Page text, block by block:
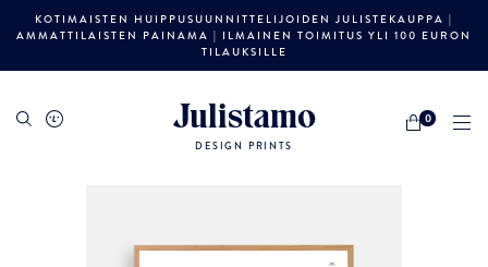
KOTIMAISTEN HUIPPUSUUNNITTELIJOIDEN JULISTEKAUPPA |
AMMATTILAISTEN PAINAMA | ILMAINEN TOIMITUS YLI 100 EURON
TILAUKSILLE
Julistamo
DESIGN PRINTS
0